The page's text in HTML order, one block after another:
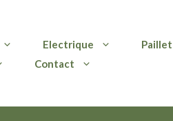
Electrique
Contact